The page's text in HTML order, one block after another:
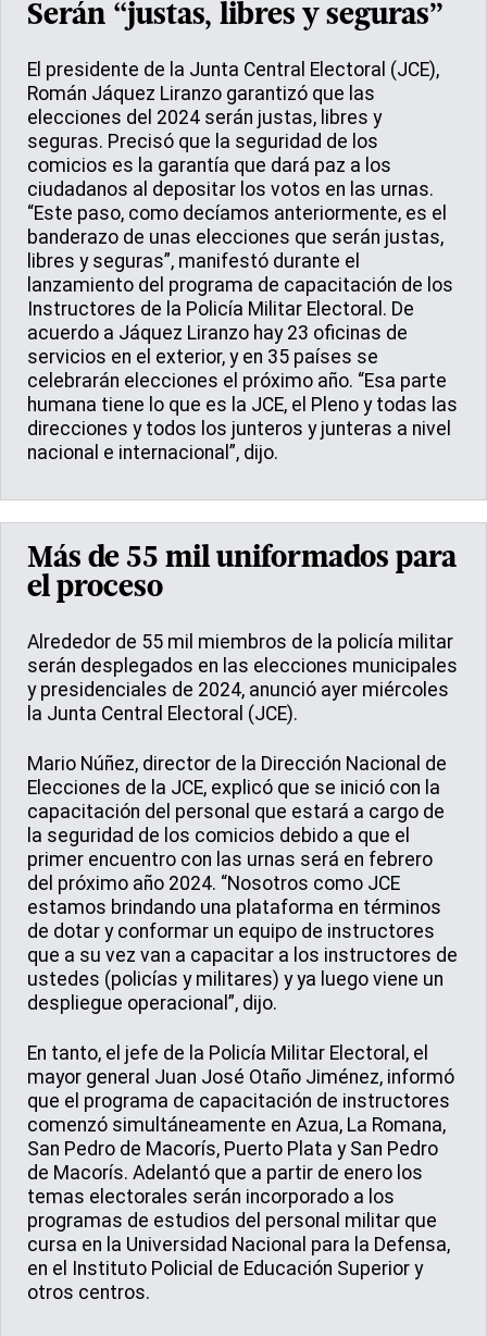
Serán “justas, libres y seguras”
El presidente de la Junta Central Electoral (JCE),
Román Jáquez Liranzo garantizó que las
elecciones del 2024 serán justas, libres y
seguras. Precisó que la seguridad de los
comicios es la garantía que dará paz a los
ciudadanos al depositar los votos en las urnas.
“Este paso, como decíamos anteriormente, es el
banderazo de unas elecciones que serán justas,
libres y seguras”, manifestó durante el
lanzamiento del programa de capacitación de los
Instructores de la Policía Militar Electoral. De
acuerdo a Jáquez Liranzo hay 23 oficinas de
servicios en el exterior, y en 35 países se
celebrarán elecciones el próximo año. “Esa parte
humana tiene lo que es la JCE, el Pleno y todas las
direcciones y todos los junteros y junteras a nivel
nacional e internacional”, dijo.
Más de 55 mil uniformados para
el proceso
Alrededor de 55 mil miembros de la policía militar
serán desplegados en las elecciones municipales
y presidenciales de 2024, anunció ayer miércoles
la Junta Central Electoral (JCE).
Mario Núñez, director de la Dirección Nacional de
Elecciones de la JCE, explicó que se inició con la
capacitación del personal que estará a cargo de
la seguridad de los comicios debido a que el
primer encuentro con las urnas será en febrero
del próximo año 2024. “Nosotros como JCE
estamos brindando una plataforma en términos
de dotar y conformar un equipo de instructores
que a su vez van a capacitar a los instructores de
ustedes (policías y militares) y ya luego viene un
despliegue operacional”, dijo.
En tanto, el jefe de la Policía Militar Electoral, el
mayor general Juan José Otaño Jiménez, informó
que el programa de capacitación de instructores
comenzó simultáneamente en Azua, La Romana,
San Pedro de Macorís, Puerto Plata y San Pedro
de Macorís. Adelantó que a partir de enero los
temas electorales serán incorporado a los
programas de estudios del personal militar que
cursa en la Universidad Nacional para la Defensa,
en el Instituto Policial de Educación Superior y
otros centros.